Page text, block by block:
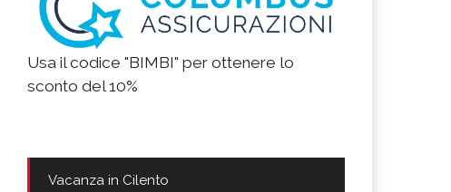
Usa il codice "BIMBI" per ottenere lo
sconto del 10%
Vacanza in Cilento